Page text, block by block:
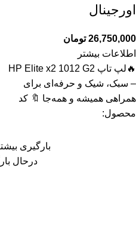
اورجینال
26,750,000 تومان
اطلاعات بیشتر
🔥لپ تاپ HP Elite x2 1012 G2
– سبک، شیک و حرفه‌ای برای
همراهی همیشه و همه‌جا 🔖 کد
محصول:
بارگیری
درحال